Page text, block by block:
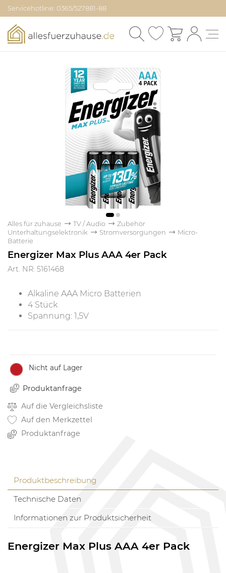
Servicehotline: 0365/527881-88
Alles für zuhause TV / Audio
Zubehör
Unterhaltungselektronik
Stromversorgungen
Micro-
Batterie
Energizer Max Plus AAA 4er Pack
Art. NR: 5161468
Alkaline AAA Micro Batterien
4 Stück
Spannung: 1,5V
Nicht auf Lager
Produktanfrage
Auf die Vergleichsliste
Auf den Merkzettel
Produktanfrage
Produktbeschreibung
Technische Daten
Informationen zur Produktsicherheit
Energizer Max Plus AAA 4er Pack